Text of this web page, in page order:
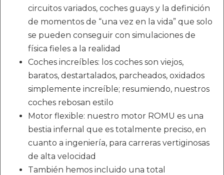
circuitos variados, coches guays y la definición
de momentos de “una vez en la vida” que solo
se pueden conseguir con simulaciones de
física fieles a la realidad
Coches increíbles: los coches son viejos,
baratos, destartalados, parcheados, oxidados
simplemente increíble; resumiendo, nuestros
coches rebosan estilo
Motor flexible: nuestro motor ROMU es una
bestia infernal que es totalmente preciso, en
cuanto a ingeniería, para carreras vertiginosas
de alta velocidad
También hemos incluido una total